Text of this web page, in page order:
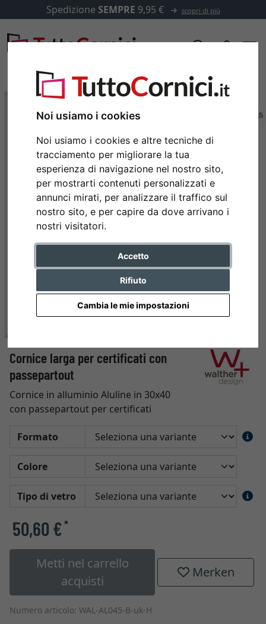
Noi usiamo i cookies
Noi usiamo i cookies e altre tecniche di
tracciamento per migliorare la tua
esperienza di navigazione nel nostro sito,
per mostrarti contenuti personalizzati e
annunci mirati, per analizzare il traffico sul
nostro sito, e per capire da dove arrivano i
nostri visitatori.
Accetto
Rifiuto
Cambia le mie impostazioni
Spedizione SEMPRE 9,95 € scopri di più
Cornice larga per certificati con
passepartout
Cornice in alluminio Aluline in 30x40
con passepartout per certificati
Formato
Colore
Tipo di vetro
50,60 €*
Metti nel carrello
acquisti
Merken
Numero articolo: WAL-AL045-B-uk-H